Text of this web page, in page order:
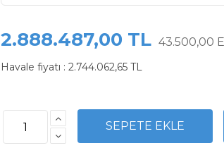
2.888.487,00 TL 43.500,00
Havale fiyatı : 2.744.062,65 TL